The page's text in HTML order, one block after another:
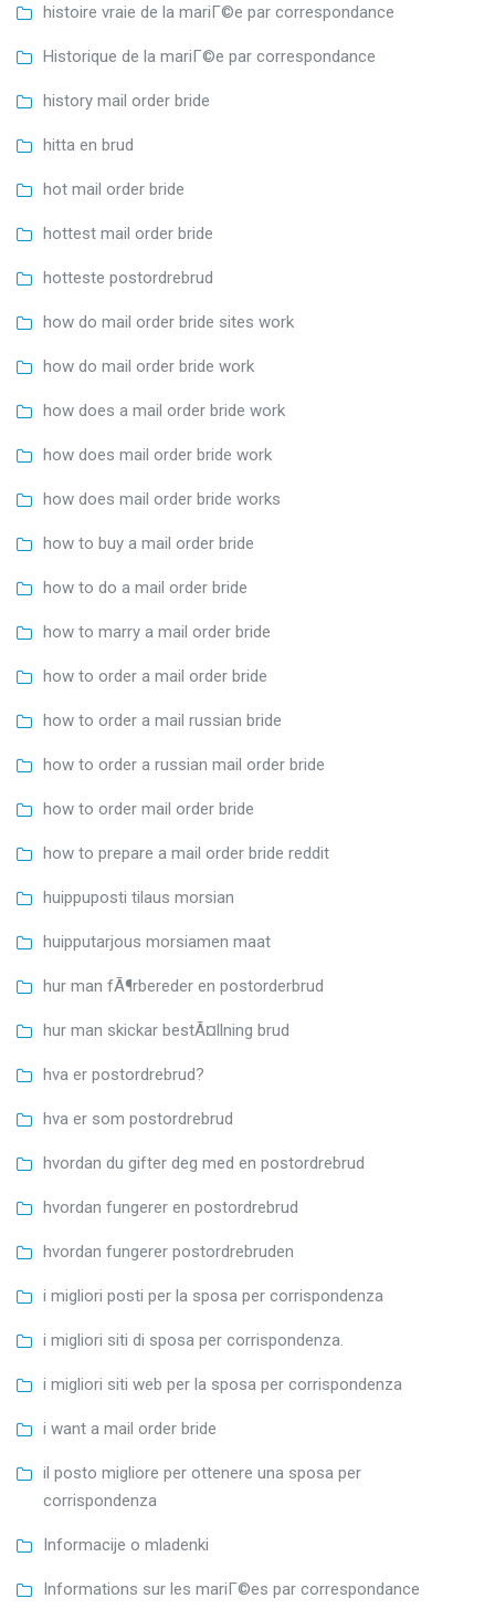
histoire vraie de la mariГ©e par correspondance
Historique de la mariГ©e par correspondance
history mail order bride
hitta en brud
hot mail order bride
hottest mail order bride
hotteste postordrebrud
how do mail order bride sites work
how do mail order bride work
how does a mail order bride work
how does mail order bride work
how does mail order bride works
how to buy a mail order bride
how to do a mail order bride
how to marry a mail order bride
how to order a mail order bride
how to order a mail russian bride
how to order a russian mail order bride
how to order mail order bride
how to prepare a mail order bride reddit
huippuposti tilaus morsian
huipputarjous morsiamen maat
hur man fÃ¶rbereder en postorderbrud
hur man skickar bestÃ¤llning brud
hva er postordrebrud?
hva er som postordrebrud
hvordan du gifter deg med en postordrebrud
hvordan fungerer en postordrebrud
hvordan fungerer postordrebruden
i migliori posti per la sposa per corrispondenza
i migliori siti di sposa per corrispondenza.
i migliori siti web per la sposa per corrispondenza
i want a mail order bride
il posto migliore per ottenere una sposa per
corrispondenza
Informacije o mladenki
Informations sur les mariГ©es par correspondance